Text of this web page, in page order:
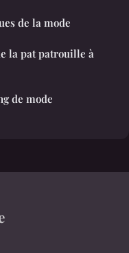
de la mode
la pat patrouille à
de mode